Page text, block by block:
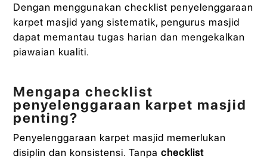
Dengan menggunakan checklist penyelenggaraan
karpet masjid yang sistematik, pengurus masjid
dapat memantau tugas harian dan mengekalkan
piawaian kualiti.
Mengapa checklist
penyelenggaraan karpet masjid
penting?
Penyelenggaraan karpet masjid memerlukan
disiplin dan konsistensi. Tanpachecklist